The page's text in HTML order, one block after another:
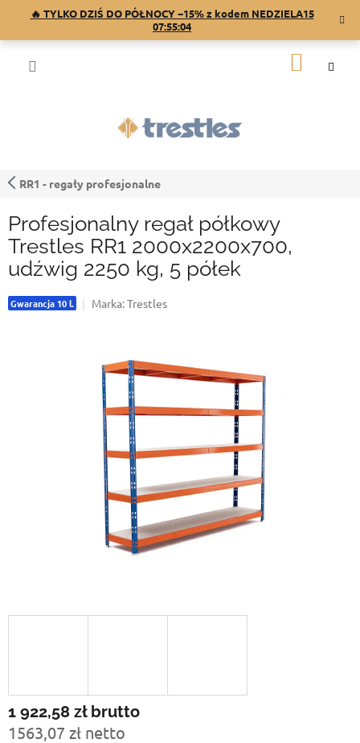
treści
🔥 TYLKO DZIŚ DO PÓŁNOCY −15% z kodem NEDZIELA15
07:55:03
RR1 - regały profesjonalne
Profesjonalny regał półkowy
Trestles RR1 2000x2200x700,
udźwig 2250 kg, 5 półek
Gwarancja 10 l. Marka:Trestles
1 922,58 złbrutto
1563,07 zł netto